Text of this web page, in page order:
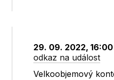
29. 09. 2022,
odkaz na událost
Velkoobjemový